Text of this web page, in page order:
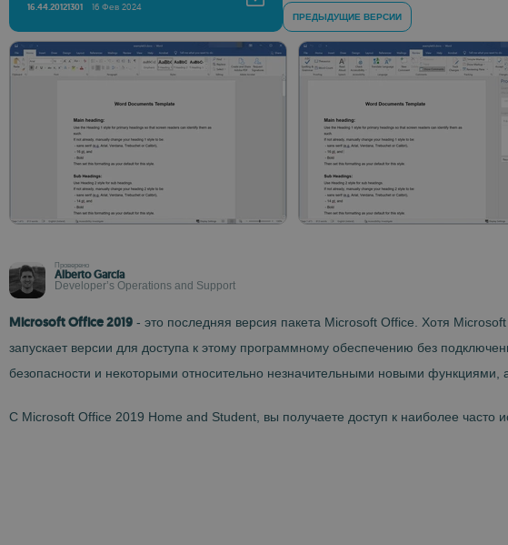
16.44.20121301 16 Фев 2024
ПРЕДЫДУЩИЕ ВЕРСИИ
Проверено
Alberto García
Developer’s Operations and Support
Microsoft Office 2019 - это последняя версия пакета Microsoft Office. Хотя
запускает версии для доступа к этому программному обеспечению без
безопасности и некоторыми относительно незначительными новыми
С Microsoft Office 2019 Home and Student, вы получаете доступ к наиболее